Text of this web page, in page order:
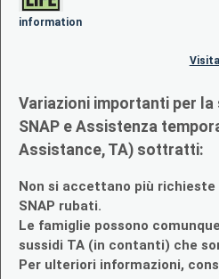
information
Variazioni importanti per
SNAP e Assistenza
Assistance, TA) sottratti:
Non si accettano più richieste
SNAP rubati.
Le famiglie possono
sussidi TA (in contanti) che
Per ulteriori informazioni,